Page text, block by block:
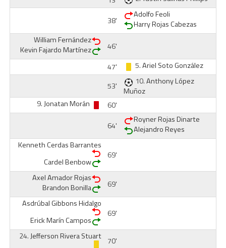
38'
Adolfo Feoli
Harry Rojas Cabezas
William Fernández
Kevin Fajardo Martínez
46'
47'
5.Ariel Soto González
53'
10.Anthony López
Muñoz
9.Jonatan Morán
60'
64'
Royner Rojas Dinarte
Alejandro Reyes
Kenneth Cerdas Barrantes
Cardel Benbow
69'
Axel Amador Rojas
Brandon Bonilla
69'
Asdrúbal Gibbons Hidalgo
Erick Marín Campos
69'
24.Jefferson Rivera Stuart 70'